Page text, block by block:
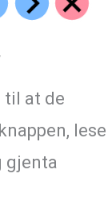
til at de
lese
gjenta